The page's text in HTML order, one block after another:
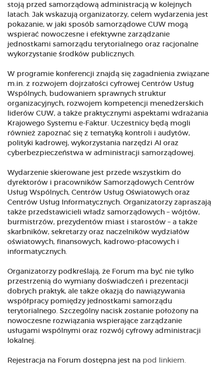
stoją przed samorządową administracją w kolejnych
latach. Jak wskazują organizatorzy, celem wydarzenia jest
pokazanie, w jaki sposób samorządowe CUW mogą
wspierać nowoczesne i efektywne zarządzanie
jednostkami samorządu terytorialnego oraz racjonalne
wykorzystanie środków publicznych.
W programie konferencji znajdą się zagadnienia związane
m.in. z rozwojem dojrzałości cyfrowej Centrów Usług
Wspólnych, budowaniem sprawnych struktur
organizacyjnych, rozwojem kompetencji menedżerskich
liderów CUW, a także praktycznymi aspektami wdrażania
Krajowego Systemu e-Faktur. Uczestnicy będą mogli
również zapoznać się z tematyką kontroli i audytów,
polityki kadrowej, wykorzystania narzędzi AI oraz
cyberbezpieczeństwa w administracji samorządowej.
Wydarzenie skierowane jest przede wszystkim do
dyrektorów i pracowników Samorządowych Centrów
Usług Wspólnych, Centrów Usług Oświatowych oraz
Centrów Usług Informatycznych. Organizatorzy zapraszają
także przedstawicieli władz samorządowych – wójtów,
burmistrzów, prezydentów miast i starostów – a także
skarbników, sekretarzy oraz naczelników wydziałów
oświatowych, finansowych, kadrowo-płacowych i
informatycznych.
Organizatorzy podkreślają, że Forum ma być nie tylko
przestrzenią do wymiany doświadczeń i prezentacji
dobrych praktyk, ale także okazją do nawiązywania
współpracy pomiędzy jednostkami samorządu
terytorialnego. Szczególny nacisk zostanie położony na
nowoczesne rozwiązania wspierające zarządzanie
usługami wspólnymi oraz rozwój cyfrowy administracji
lokalnej.
Rejestracja na Forum dostępna jest na pod linkiem.